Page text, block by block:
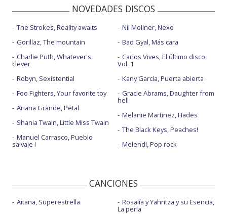
NOVEDADES DISCOS
The Strokes, Reality awaits
Gorillaz, The mountain
Charlie Puth, Whatever's
clever
Robyn, Sexistential
Foo Fighters, Your favorite toy
Ariana Grande, Petal
Shania Twain, Little Miss Twain
Manuel Carrasco, Pueblo
salvaje I
Nil Moliner, Nexo
Bad Gyal, Más cara
Carlos Vives, El último disco
Vol. 1
Kany García, Puerta abierta
Gracie Abrams, Daughter from
hell
Melanie Martinez, Hades
The Black Keys, Peaches!
Melendi, Pop rock
CANCIONES
Aitana, Superestrella Rosalía y Yahritza y su Esencia,
La perla